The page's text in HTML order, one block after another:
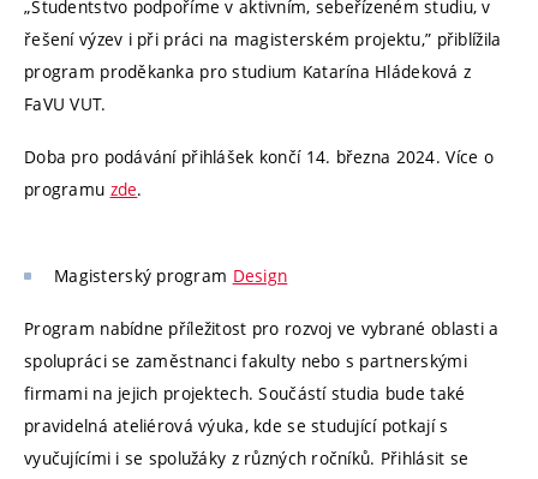
„Studentstvo podpoříme v aktivním, sebeřízeném studiu, v
řešení výzev i při práci na magisterském projektu,” přiblížila
program proděkanka pro studium Katarína Hládeková z
FaVU VUT.
Doba pro podávání přihlášek končí 14. března 2024. Více o
programu zde.
Magisterský program Design
Program nabídne příležitost pro rozvoj ve vybrané oblasti a
spolupráci se zaměstnanci fakulty nebo s partnerskými
firmami na jejich projektech. Součástí studia bude také
pravidelná ateliérová výuka, kde se studující potkají s
vyučujícími i se spolužáky z různých ročníků. Přihlásit se